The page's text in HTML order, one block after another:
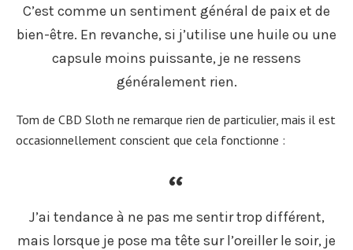
C’est comme un sentiment général de paix et de
bien-être. En revanche, si j’utilise une huile ou une
capsule moins puissante, je ne ressens
généralement rien.
Tom de CBD Sloth ne remarque rien de particulier, mais il est
occasionnellement conscient que cela fonctionne :
J’ai tendance à ne pas me sentir trop différent,
mais lorsque je pose ma tête sur l’oreiller le soir, je